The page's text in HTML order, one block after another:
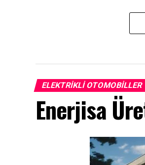
ELEKTRIKLI OTOMOBILLER
Enerjisa